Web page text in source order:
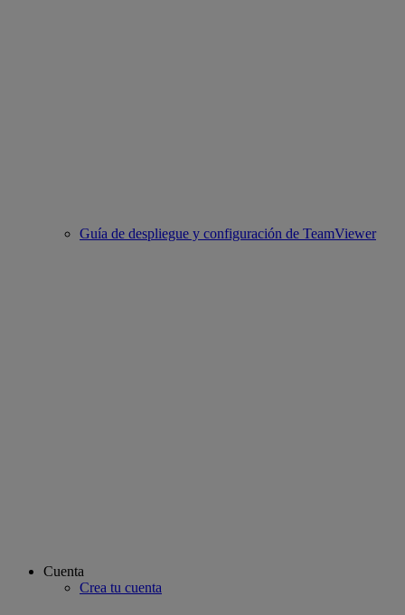
Guía de despliegue y configuración de TeamViewer
Cuenta
Crea tu cuenta